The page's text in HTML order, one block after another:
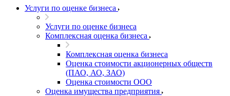
Услуги по оценке бизнеса
Услуги по оценке бизнеса
Комплексная оценка бизнеса
Комплексная оценка бизнеса
Оценка стоимости акционерных обществ
(ПАО, АО, ЗАО)
Оценка стоимости ООО
Оценка имущества предприятия